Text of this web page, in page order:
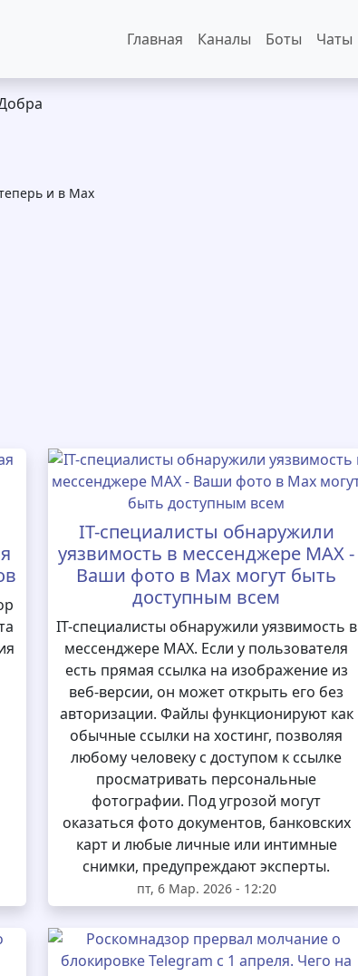
Основная навигация
Главная Каналы Боты Чаты
и в Max
IT-специалисты обнаружили
уязвимость в мессенджере MAX -
Ваши фото в Max могут быть
доступным всем
IT-специалисты обнаружили уязвимость в
мессенджере MAX. Если у пользователя
есть прямая ссылка на изображение из
веб-версии, он может открыть его без
авторизации. Файлы функционируют как
обычные ссылки на хостинг, позволяя
любому человеку с доступом к ссылке
просматривать персональные
фотографии. Под угрозой могут
оказаться фото документов, банковских
карт и любые личные или интимные
снимки, предупреждают эксперты.
пт, 6 Мар. 2026 - 12:20